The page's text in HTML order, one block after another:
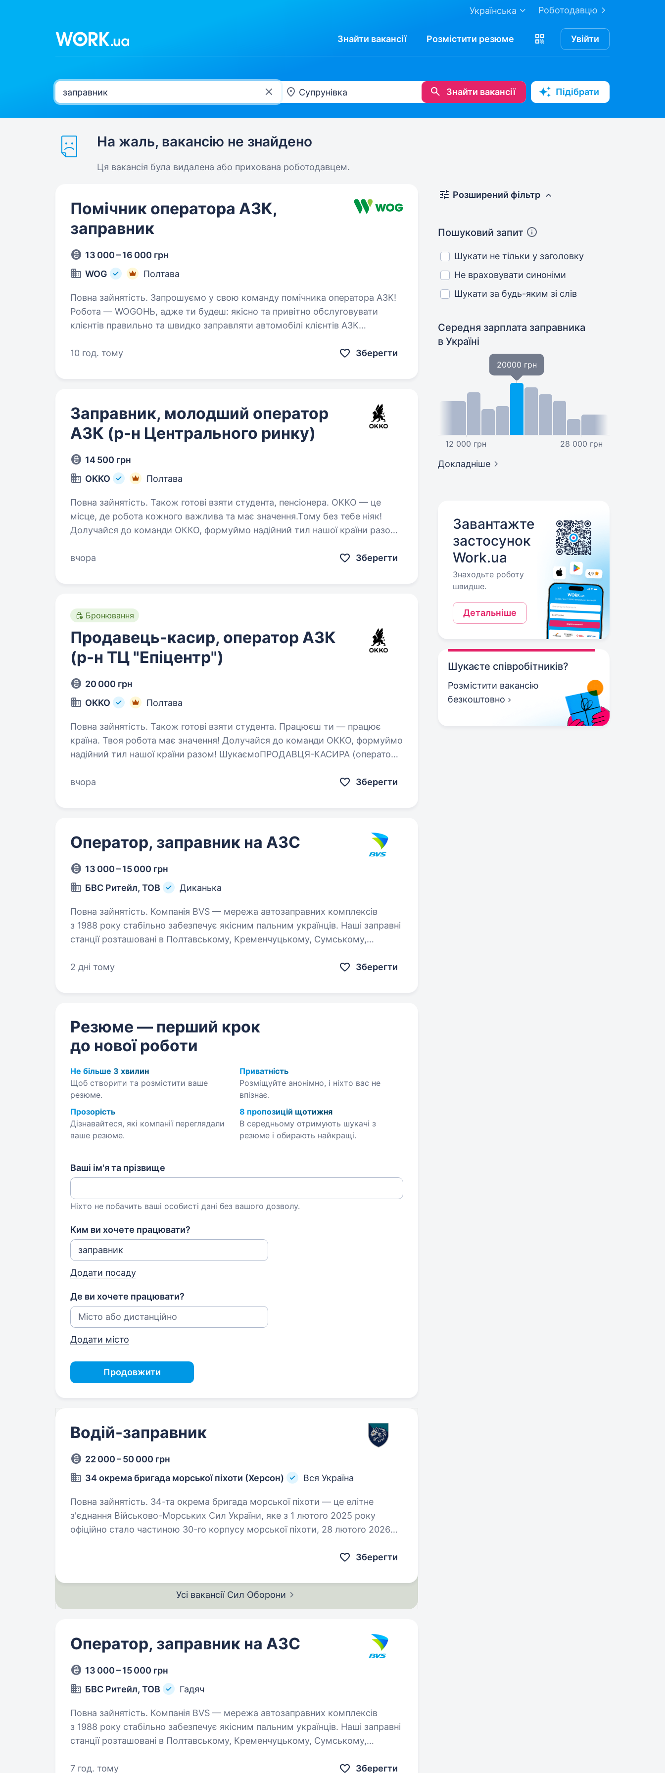
Роботодавцю
Українська
Знайти вакансії Розмістити резюме Увійти
Знайти вакансії Підібрати
На жаль, вакансію не знайдено
Ця вакансія була видалена або прихована роботодавцем.
Помічник оператора АЗК,
заправник
13 000 – 16 000 грн
WOG
Полтава
Повна зайнятість. Запрошуємо у свою команду помічника оператора АЗК!
Робота — WOGОНЬ, адже ти будеш: якісно та привітно обслуговувати
клієнтів правильно та швидко заправляти автомобілі клієнтів АЗК
10 год. тому
Зберегти
Заправник, молодший оператор
АЗК (р-н Центрального ринку)
14 500 грн
OKKO
Полтава
Повна зайнятість. Також готові взяти студента, пенсіонера. ОККО — це
місце, де робота кожного важлива та має значення.Тому без тебе ніяк!
Долучайся до команди ОККО, формуймо надійний тил нашої країни разом!
вчора
Зберегти
Бронювання
Продавець-касир, оператор АЗК
(р-н ТЦ "Епіцентр")
20 000 грн
OKKO
Полтава
Повна зайнятість. Також готові взяти студента. Працюєш ти — працює
країна. Твоя робота має значення! Долучайся до команди ОККО, формуймо
надійний тил нашої країни разом! ШукаємоПРОДАВЦЯ-КАСИРА (оператора
вчора
Зберегти
Оператор, заправник на АЗС
13 000 – 15 000 грн
БВС Ритейл, ТОВ
Диканька
Повна зайнятість. Компанія BVS — мережа автозаправних комплексів
з 1988 року стабільно забезпечує якісним пальним українців. Наші заправні
станції розташовані в Полтавському, Кременчуцькому, Сумському,
2 дні тому
Зберегти
Резюме — перший крок
до нової роботи
Не більше 3 хвилин
Щоб створити та розмістити ваше
резюме.
Приватність
Розміщуйте анонімно, і ніхто вас не
впізнає.
Прозорість
Дізнавайтеся, які компанії переглядали
ваше резюме.
8 пропозицій щотижня
В середньому отримують шукачі з
резюме і обирають найкращі.
Ваші ім'я та прізвище
Ніхто не побачить ваші особисті дані без вашого дозволу.
Ким ви хочете працювати?
Додати посаду
Де ви хочете працювати?
Додати місто
Продовжити
Водій-заправник
22 000 – 50 000 грн
34 окрема бригада морської піхоти (Херсон)
Вся Україна
Повна зайнятість. 34-та окрема бригада морської піхоти — це елітне
з'єднання Військово-Морських Сил України, яке з 1 лютого 2025 року
офіційно стало частиною 30-го корпусу морської піхоти, 28 лютого 2026
Зберегти
Усі вакансії Сил Оборони
Оператор, заправник на АЗС
13 000 – 15 000 грн
БВС Ритейл, ТОВ
Гадяч
Повна зайнятість. Компанія BVS — мережа автозаправних комплексів
з 1988 року стабільно забезпечує якісним пальним українців. Наші заправні
станції розташовані в Полтавському, Кременчуцькому, Сумському,
7 год. тому
Зберегти
Розширений фільтр
Пошуковий запит
Шукати не тільки у заголовку
Не враховувати синоніми
Шукати за будь-яким зі слів
Середня зарплата заправника
в Україні
12 000 грн
20000 грн
28 000 грн
Докладніше
Завантажте
застосунок
Work.ua
Знаходьте роботу
швидше.
Детальніше
Шукаєте співробітників?
Розмістити вакансію
безкоштовно